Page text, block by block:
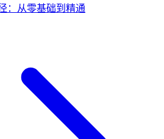
：从零基础到精通